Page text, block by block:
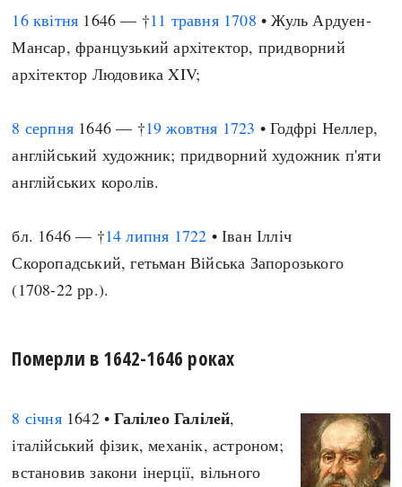
16 квітня 1646 — †11 травня 1708 • Жуль Ардуен-
Мансар, французький архітектор, придворний
архітектор Людовика XIV;
8 серпня 1646 — †19 жовтня 1723 • Годфрі Неллер,
англійський художник; придворний художник п'яти
англійських королів.
бл. 1646 — †14 липня 1722 • Іван Ілліч
Скоропадський, гетьман Війська Запорозького
(1708-22 рр.).
Померли в 1642-1646 роках
8 січня1642 •Галілео Галілей,
італійський фізик, механік, астроном;
встановив закони інерції, вільного